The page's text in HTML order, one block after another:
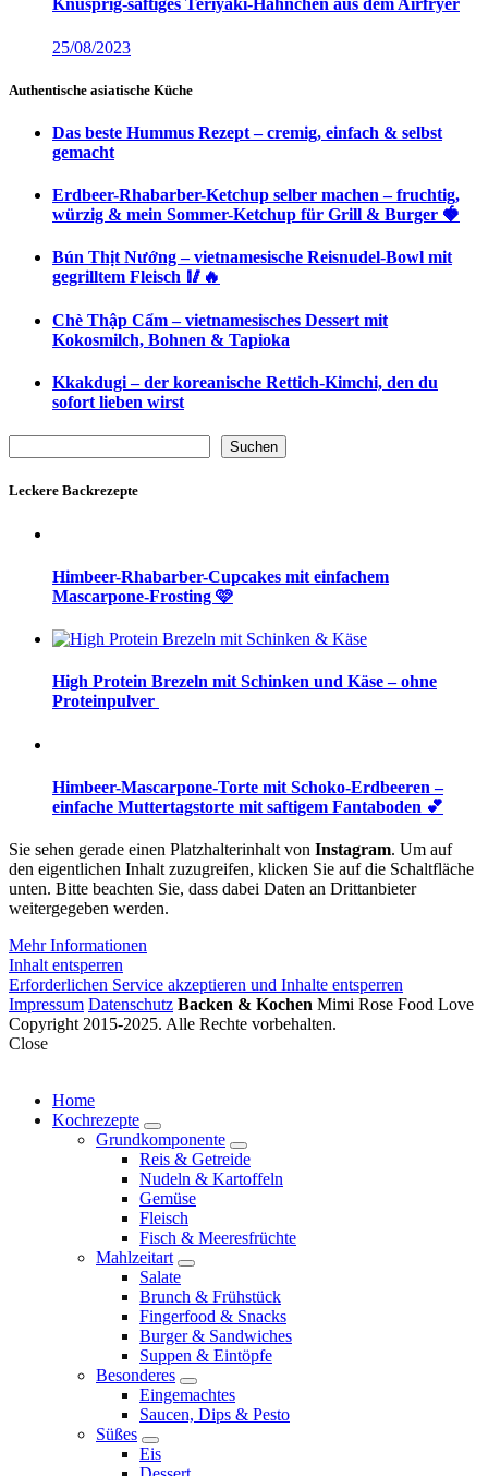
Knusprig-saftiges Teriyaki-Hähnchen aus dem Airfryer
25/08/2023
Authentische asiatische Küche
Das beste Hummus Rezept – cremig, einfach & selbst
gemacht
Erdbeer-Rhabarber-Ketchup selber machen – fruchtig,
würzig & mein Sommer-Ketchup für Grill & Burger 🍓
Bún Thịt Nướng – vietnamesische Reisnudel-Bowl mit
gegrilltem Fleisch 🥢🔥
Chè Thập Cẩm – vietnamesisches Dessert mit
Kokosmilch, Bohnen & Tapioka
Kkakdugi – der koreanische Rettich-Kimchi, den du
sofort lieben wirst
Suchen
Leckere Backrezepte
Himbeer-Rhabarber-Cupcakes mit einfachem
Mascarpone-Frosting 🩷
High Protein Brezeln mit Schinken und Käse – ohne
Proteinpulver
Himbeer-Mascarpone-Torte mit Schoko-Erdbeeren –
einfache Muttertagstorte mit saftigem Fantaboden 💕
Sie sehen gerade einen Platzhalterinhalt von Instagram. Um auf
den eigentlichen Inhalt zuzugreifen, klicken Sie auf die Schaltfläche
unten. Bitte beachten Sie, dass dabei Daten an Drittanbieter
weitergegeben werden.
Mehr Informationen
Inhalt entsperren
Erforderlichen Service akzeptieren und Inhalte entsperren
Impressum Datenschutz Backen & Kochen Mimi Rose Food Love
Copyright 2015-2025. Alle Rechte vorbehalten.
Close
Home
Kochrezepte
expand
child
menu
Grundkomponente
expand
child
menu
Reis & Getreide
Nudeln & Kartoffeln
Gemüse
Fleisch
Fisch & Meeresfrüchte
Mahlzeitart
expand
child
menu
Salate
Brunch & Frühstück
Fingerfood & Snacks
Burger & Sandwiches
Suppen & Eintöpfe
Besonderes
expand
child
menu
Eingemachtes
Saucen, Dips & Pesto
Süßes
expand
child
Eis